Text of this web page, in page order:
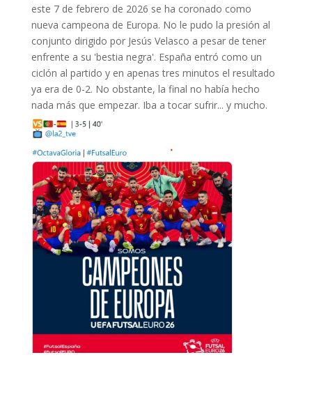
este 7 de febrero de 2026 se ha coronado como
nueva campeona de Europa. No le pudo la presión al
conjunto dirigido por Jesús Velasco a pesar de tener
enfrente a su 'bestia negra'. España entró como un
ciclón al partido y en apenas tres minutos el resultado
ya era de 0-2. No obstante, la final no había hecho
nada más que empezar. Iba a tocar sufrir... y mucho.